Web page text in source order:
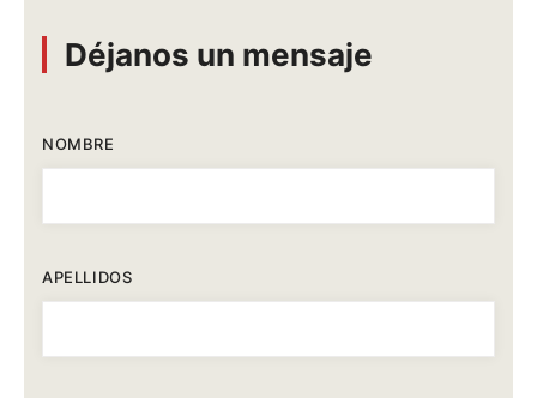
Déjanos un mensaje
NOMBRE
APELLIDOS